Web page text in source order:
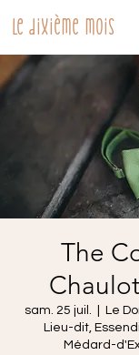
Le dixième mois
The
sam. 25 juil.
Le
Lieu-dit,
Médard-